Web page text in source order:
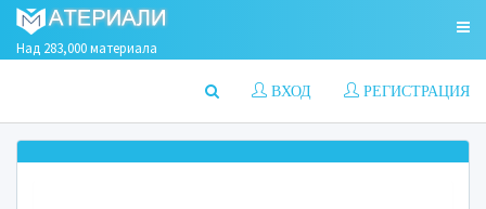
Над 283,000 материала
РЕГИСТРАЦИЯ
ВХОД